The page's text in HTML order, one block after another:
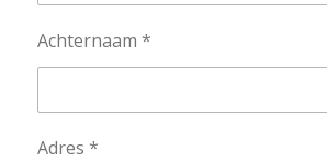
Achternaam *
Adres *